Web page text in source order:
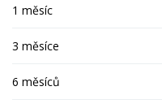
1 měsíc
3 měsíce
6 měsíců